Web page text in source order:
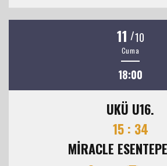
11 /10
Cuma
18:00
UKÜ U16.
15 : 34
MİRACLE